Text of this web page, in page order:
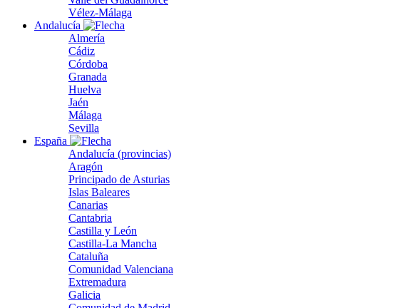
Vélez-Málaga
Andalucía
Almería
Cádiz
Córdoba
Granada
Huelva
Jaén
Málaga
Sevilla
España
Andalucía (provincias)
Aragón
Principado de Asturias
Islas Baleares
Canarias
Cantabria
Castilla y León
Castilla-La Mancha
Cataluña
Comunidad Valenciana
Extremadura
Galicia